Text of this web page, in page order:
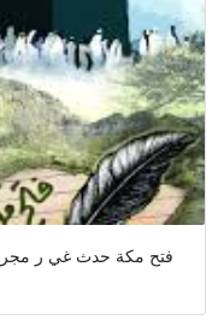
فتح مكة حدث غي ر